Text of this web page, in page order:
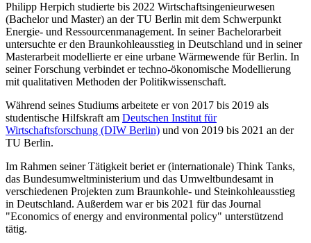
Philipp Herpich studierte bis 2022 Wirtschaftsingenieurwesen
(Bachelor und Master) an der TU Berlin mit dem Schwerpunkt
Energie- und Ressourcenmanagement. In seiner Bachelorarbeit
untersuchte er den Braunkohleausstieg in Deutschland und in seiner
Masterarbeit modellierte er eine urbane Wärmewende für Berlin. In
seiner Forschung verbindet er techno-ökonomische Modellierung
mit qualitativen Methoden der Politikwissenschaft.
Während seines Studiums arbeitete er von 2017 bis 2019 als
studentische Hilfskraft am Deutschen Institut für
Wirtschaftsforschung (DIW Berlin) und von 2019 bis 2021 an der
TU Berlin.
Im Rahmen seiner Tätigkeit beriet er (internationale) Think Tanks,
das Bundesumweltministerium und das Umweltbundesamt in
verschiedenen Projekten zum Braunkohle- und Steinkohleausstieg
in Deutschland. Außerdem war er bis 2021 für das Journal
"Economics of energy and environmental policy" unterstützend
tätig.